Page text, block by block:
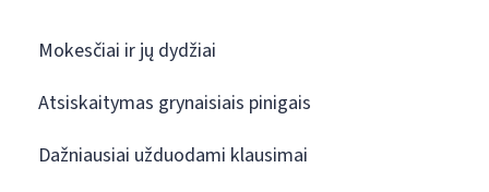
Mokesčiai ir jų dydžiai
Atsiskaitymas grynaisiais pinigais
Dažniausiai užduodami klausimai